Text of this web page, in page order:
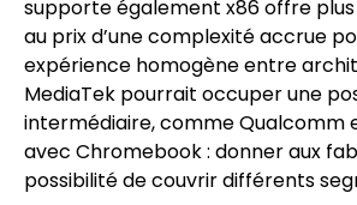
supporte également x86 offre
au prix d’une complexité accrue
expérience homogène entre
MediaTek pourrait occuper une
intermédiaire, comme Qualcomm
avec Chromebook : donner aux
possibilité de couvrir différents